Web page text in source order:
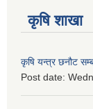
कृषि शाखा
कृषि यन्त्र छनौट
Post date: